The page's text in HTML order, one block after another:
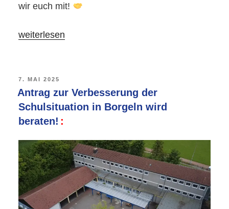
wir euch mit!
„
aus
dem
Haupt-
und
Finanzausschuss
der
Gemeinde
Welver“
weiterlesen
VERÖFFENTLICHT
AM
7. MAI 2025
Antrag zur Verbesserung der
Schulsituation in Borgeln wird
beraten!